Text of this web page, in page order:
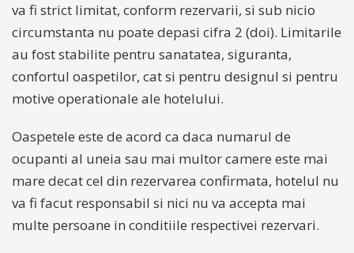
va fi strict limitat, conform rezervarii, si sub nicio
circumstanta nu poate depasi cifra 2 (doi). Limitarile
au fost stabilite pentru sanatatea, siguranta,
confortul oaspetilor, cat si pentru designul si pentru
motive operationale ale hotelului.
Oaspetele este de acord ca daca numarul de
ocupanti al uneia sau mai multor camere este mai
mare decat cel din rezervarea confirmata, hotelul nu
va fi facut responsabil si nici nu va accepta mai
multe persoane in conditiile respectivei rezervari.